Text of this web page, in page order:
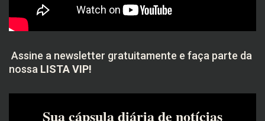
Assine a newsletter gratuitamente e faça parte da
nossa LISTA VIP!
Sua cápsula diária de notícias